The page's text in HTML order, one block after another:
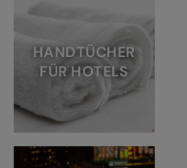
HANDTÜCHER
FÜR HOTELS